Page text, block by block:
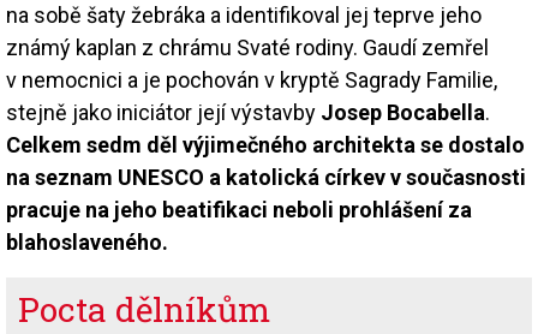
na sobě šaty žebráka a identifikoval jej teprve jeho
známý kaplan z chrámu Svaté rodiny. Gaudí zemřel
v nemocnici a je pochován v kryptě Sagrady Familie,
stejně jako iniciátor její výstavby Josep Bocabella.
Celkem sedm děl výjimečného architekta se dostalo
na seznam UNESCO a katolická církev v současnosti
pracuje na jeho beatifikaci neboli prohlášení za
blahoslaveného.
Pocta dělníkům